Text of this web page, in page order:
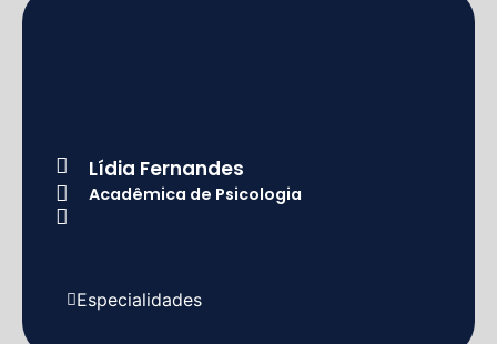
Lídia Fernandes
Acadêmica de Psicologia
Especialidades